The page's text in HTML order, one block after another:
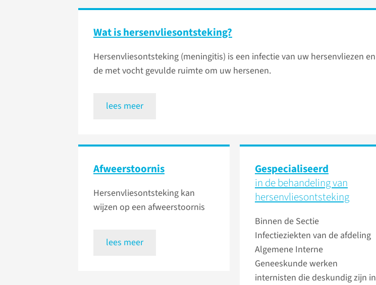
Wat is hersenvliesontsteking?
Hersenvliesontsteking (meningitis) is een infectie van uw hersenvliezen en
de met vocht gevulde ruimte om uw hersenen.
lees meer
Afweerstoornis
Hersenvliesontsteking kan
wijzen op een afweerstoornis
lees meer
Gespecialiseerd
in de behandeling van
hersenvliesontsteking
Binnen de Sectie
Infectieziekten van de afdeling
Algemene Interne
Geneeskunde werken
internisten die deskundig zijn in